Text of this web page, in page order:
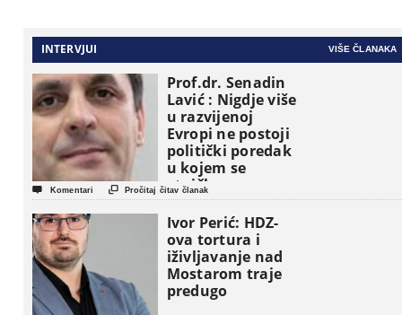
INTERVJUI VIŠE ČLANAKA
Prof.dr. Senadin
Lavić : Nigdje više
u razvijenoj
Evropi ne postoji
politički poredak
u kojem se
etničke grupe
pojavljuju kao
osnovne
političke jedinice
 Komentari  Pročitaj čitav članak
Ivor Perić: HDZ-
ova tortura i
iživljavanje nad
Mostarom traje
predugo